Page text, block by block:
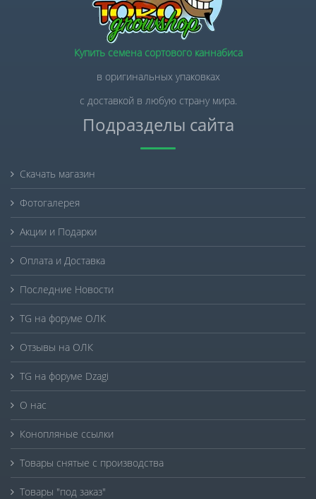
Купить семена сортового каннабиса
в оригинальных упаковках
с доставкой в любую страну мира.
Подразделы сайта
Скачать магазин
Фотогалерея
Акции и Подарки
Оплата и Доставка
Последние Новости
TG на форуме ОЛК
Отзывы на ОЛК
TG на форуме Dzagi
О нас
Конопляные ссылки
Товары снятые с производства
Товары "под заказ"